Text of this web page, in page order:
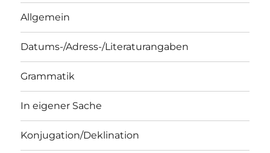
Allgemein
Datums-/Adress-/Literaturangaben
Grammatik
In eigener Sache
Konjugation/Deklination